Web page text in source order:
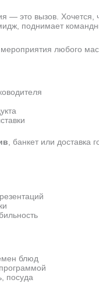
— это вызов.
поднимает
любого
, банкет или
блюд
посуда